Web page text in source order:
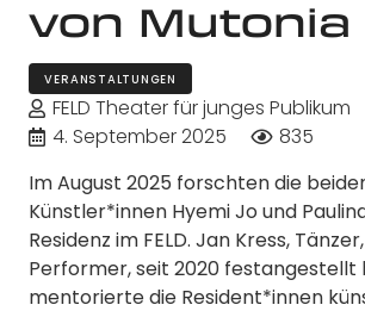
von Mutonia
VERANSTALTUNGEN
FELD Theater für junges Publikum
4. September 2025
835
Im August 2025 forschten die
Künstler*innen Hyemi Jo und
Residenz im FELD. Jan Kress,
Performer, seit 2020 festangestellt
mentorierte die Resident*innen